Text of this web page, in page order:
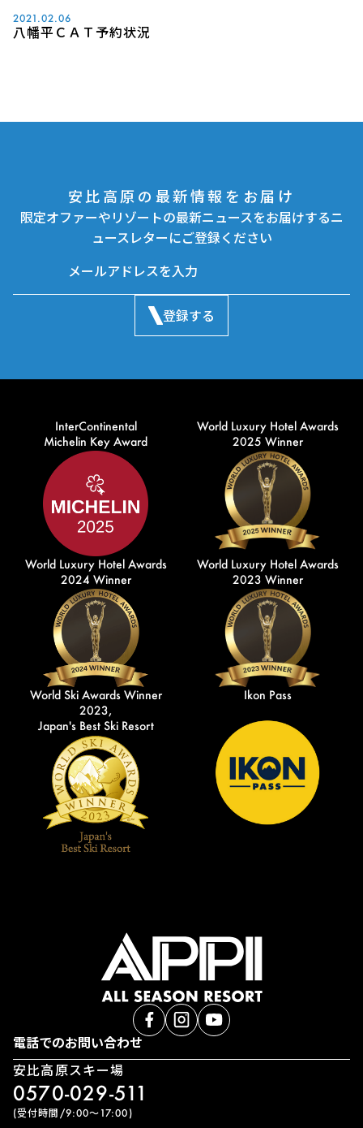
2021.02.06
八幡平ＣＡＴ予約状況
安比高原の最新情報をお届け
限定オファーやリゾートの最新ニュースをお届けするニ
ュースレターにご登録ください
登録する
InterContinental
Michelin Key Award
World Luxury Hotel Awards
2025 Winner
World Luxury Hotel Awards
2024 Winner
World Luxury Hotel Awards
2023 Winner
World Ski Awards Winner
2023,
Japan's Best Ski Resort
Ikon Pass
電話でのお問い合わせ
安比高原スキー場
0570-029-511
(受付時間/9:00〜17:00)